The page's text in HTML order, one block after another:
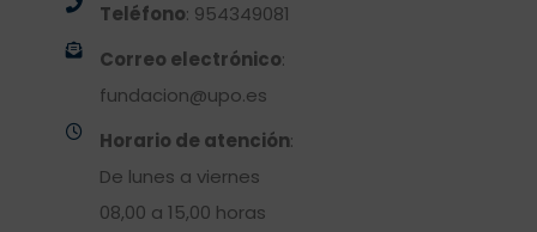
Teléfono: 954349081
Correo electrónico:
fundacion@upo.es
Horario de atención:
De lunes a viernes
08,00 a 15,00 horas